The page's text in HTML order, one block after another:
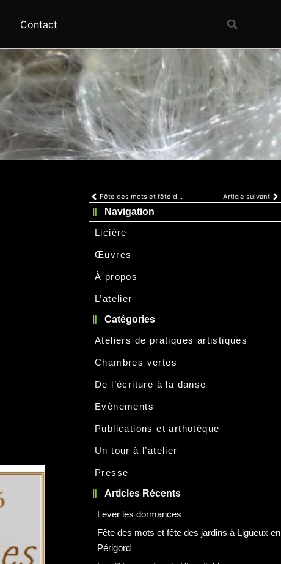
Contact
Fête des mots et fête des jardins à Ligueux en Périgord Article suivant
Navigation
Licière
Œuvres
À propos
L’atelier
Catégories
Ateliers de pratiques artistiques
Chambres vertes
De l’écriture à la danse
Evènements
Publications et arthotèque
Un tour à l’atelier
Presse
Articles Récents
Lever les dormances
Fête des mots et fête des jardins à Ligueux en
Périgord